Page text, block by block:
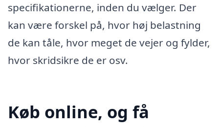
specifikationerne, inden du vælger. Der
kan være forskel på, hvor høj belastning
de kan tåle, hvor meget de vejer og fylder,
hvor skridsikre de er osv.
Køb online, og få